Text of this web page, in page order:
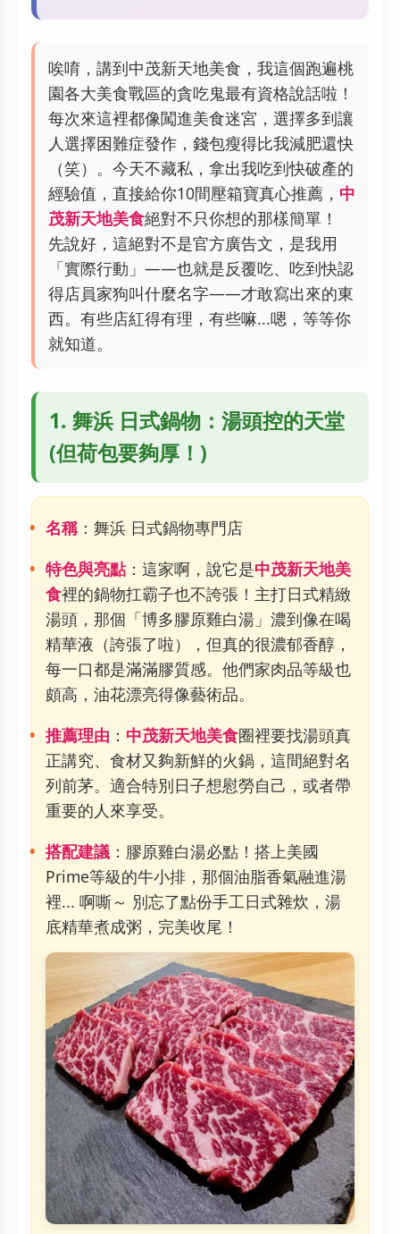
唉唷，講到中茂新天地美食，我這個跑遍桃
園各大美食戰區的貪吃鬼最有資格說話啦！
每次來這裡都像闖進美食迷宮，選擇多到讓
人選擇困難症發作，錢包瘦得比我減肥還快
（笑）。今天不藏私，拿出我吃到快破產的
經驗值，直接給你10間壓箱寶真心推薦， 中
茂新天地美食絕對不只你想的那樣簡單！
先說好，這絕對不是官方廣告文，是我用
「實際行動」——也就是反覆吃、吃到快認
得店員家狗叫什麼名字——才敢寫出來的東
西。有些店紅得有理，有些嘛...嗯，等等你
就知道。
1. 舞浜 日式鍋物：湯頭控的天堂
(但荷包要夠厚！)
名稱：舞浜 日式鍋物專門店
特色與亮點 ：這家啊，說它是中茂新天地美
食裡的鍋物扛霸子也不誇張！主打日式精緻
湯頭，那個「博多膠原雞白湯」濃到像在喝
精華液（誇張了啦），但真的很濃郁香醇，
每一口都是滿滿膠質感。他們家肉品等級也
頗高，油花漂亮得像藝術品。
推薦理由 ： 中茂新天地美食圈裡要找湯頭真
正講究、食材又夠新鮮的火鍋，這間絕對名
列前茅。適合特別日子想慰勞自己，或者帶
重要的人來享受。
搭配建議 ：膠原雞白湯必點！搭上美國
Prime等級的牛小排，那個油脂香氣融進湯
裡... 啊嘶～ 別忘了點份手工日式雜炊，湯
底精華煮成粥，完美收尾！